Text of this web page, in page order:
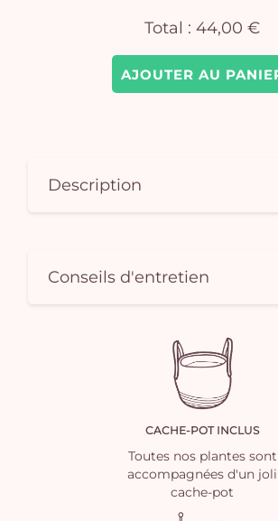
AJOUTER AU
Total : 44,00 €
Description
Conseils d'entretien
CACHE-POT INCLUS
Toutes nos plantes sont
accompagnées d'un joli
cache-pot